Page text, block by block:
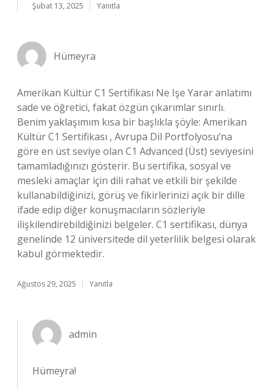
Şubat 13, 2025 Yanıtla
Hümeyra
Amerikan Kültür C1 Sertifikası Ne Işe Yarar anlatımı
sade ve öğretici, fakat özgün çıkarımlar sınırlı.
Benim yaklaşımım kısa bir başlıkla şöyle: Amerikan
Kültür C1 Sertifikası , Avrupa Dil Portfolyosu’na
göre en üst seviye olan C1 Advanced (Üst) seviyesini
tamamladığınızı gösterir. Bu sertifika, sosyal ve
mesleki amaçlar için dili rahat ve etkili bir şekilde
kullanabildiğinizi, görüş ve fikirlerinizi açık bir dille
ifade edip diğer konuşmacıların sözleriyle
ilişkilendirebildiğinizi belgeler. C1 sertifikası, dünya
genelinde 12 üniversitede dil yeterlilik belgesi olarak
kabul görmektedir.
Ağustos 29, 2025 Yanıtla
admin
Hümeyra!